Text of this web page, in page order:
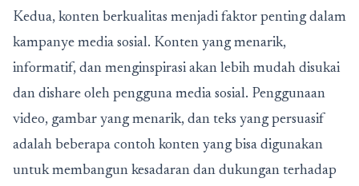
Kedua, konten berkualitas menjadi faktor penting dalam
kampanye media sosial. Konten yang menarik,
informatif, dan menginspirasi akan lebih mudah disukai
dan dishare oleh pengguna media sosial. Penggunaan
video, gambar yang menarik, dan teks yang persuasif
adalah beberapa contoh konten yang bisa digunakan
untuk membangun kesadaran dan dukungan terhadap